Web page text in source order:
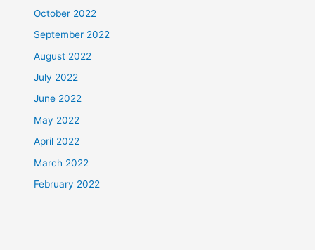
October 2022
September 2022
August 2022
July 2022
June 2022
May 2022
April 2022
March 2022
February 2022